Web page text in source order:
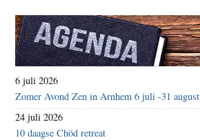
6 juli 2026
Zomer Avond Zen in Arnhem 6 juli -31
24 juli 2026
10 daagse Chöd retreat